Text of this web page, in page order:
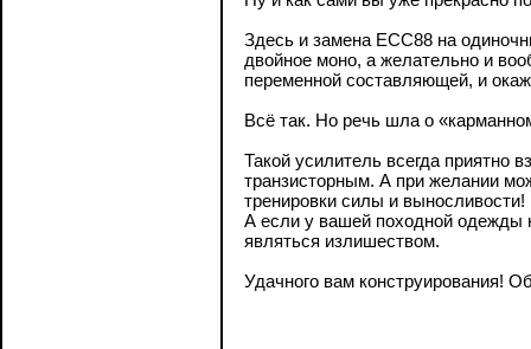
Здесь и замена ЕСС88 на
двойное моно, а желательно и
переменной составляющей, и
Всё так. Но речь шла о
Такой усилитель всегда приятно
транзисторным. А при желании
тренировки силы и выносливости!
А если у вашей походной одежды
являться излишеством.
Удачного вам конструирования!